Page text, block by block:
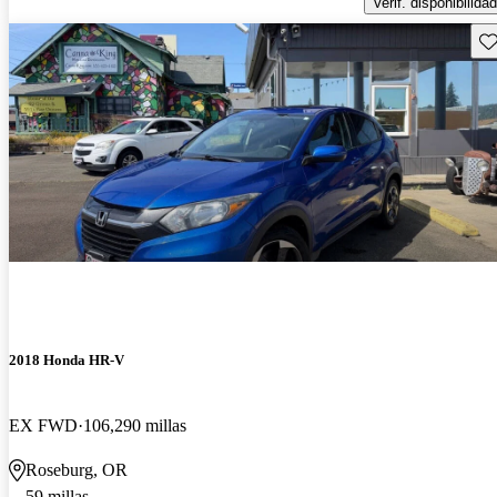
2018 Honda HR-V
EX FWD 106,290 millas
Roseburg, OR